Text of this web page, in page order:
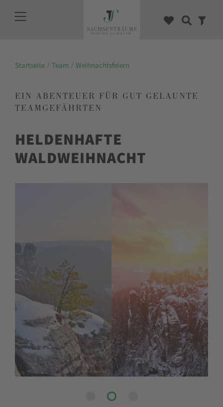
Startseite Team Weihnachtsfeiern
EIN ABENTEUER FÜR GUT GELAUNTE
TEAMGEFÄHRTEN
HELDENHAFTE
WALDWEIHNACHT
© Kenny Scholz